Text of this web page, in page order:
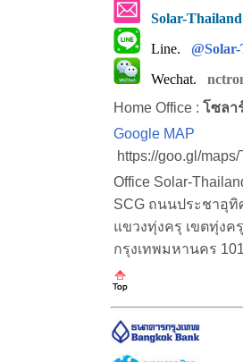
Solar-
Line.
Wechat.
Home Office : โซลา
Google MAP
https://goo.gl/
Office Solar-
SCG ถนนประชาอุทิ
แขวงทุ่งครุ เขตทุ่งครุ
กรุงเทพมหานคร